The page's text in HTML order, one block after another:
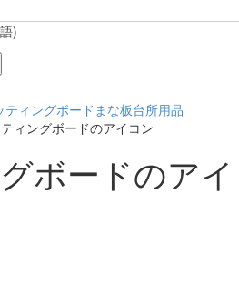
)
ティングボード まな板台所用品
ィングボードのアイコン
ボードのアイ